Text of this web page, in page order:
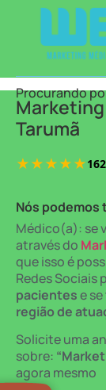
Procurando
Tarumã
Nós podemos
Médico(a): se
através do
que isso é
Redes Sociais
pacientese
região de
Solicite uma
sobre:
agora mesmo